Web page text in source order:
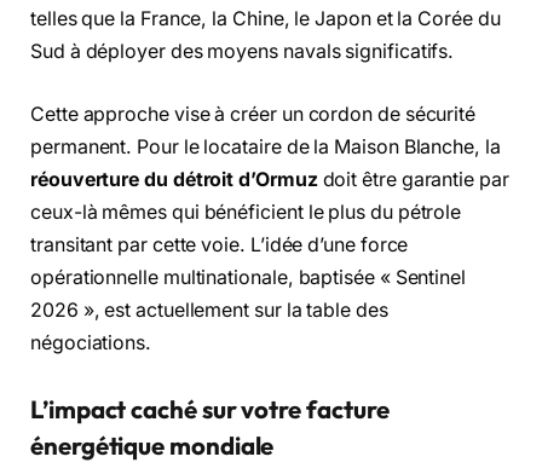
telles que la France, la Chine, le Japon et la Corée du
Sud à déployer des moyens navals significatifs.
Cette approche vise à créer un cordon de sécurité
permanent. Pour le locataire de la Maison Blanche, la
réouverture du détroit d’Ormuzdoit être garantie par
ceux-là mêmes qui bénéficient le plus du pétrole
transitant par cette voie. L’idée d’une force
opérationnelle multinationale, baptisée « Sentinel
2026 », est actuellement sur la table des
négociations.
L’impact caché sur votre facture
énergétique mondiale